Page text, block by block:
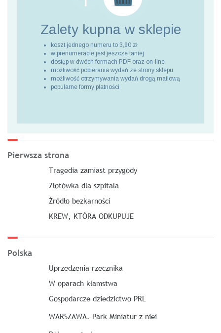
Zalety kupna w sklepie
koszt jednego numeru to 3,90 zł
w prenumeracie jest jeszcze taniej
dostęp w dwóch formach PDF oraz on-line
możliwość pobierania wydań ze strony sklepu
możliwość otrzymywania wydań drogą mailową
popularne formy płatności
Pierwsza strona
Tragedia zamiast przygody
Złotówka dla szpitala
Źródło bezkarności
KREW, KTÓRA ODKUPUJE
Polska
Uprzedzenia rzecznika
W oparach kłamstwa
Gospodarcze dziedzictwo PRL
WARSZAWA. Park Miniatur z niei